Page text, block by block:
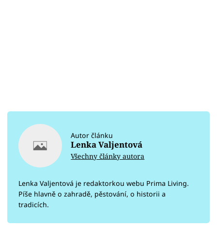
Autor článku
Lenka Valjentová
Všechny články autora
Lenka Valjentová je redaktorkou webu Prima Living.
Píše hlavně o zahradě, pěstování, o historii a
tradicích.